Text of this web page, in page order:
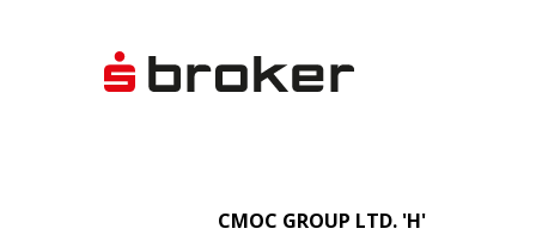
CMOC GROUP LTD. 'H'